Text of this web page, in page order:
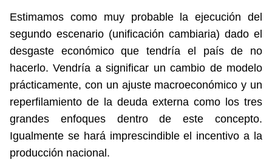
Estimamos como muy probable la ejecución del
segundo escenario (unificación cambiaria) dado el
desgaste económico que tendría el país de no
hacerlo. Vendría a significar un cambio de modelo
prácticamente, con un ajuste macroeconómico y un
reperfilamiento de la deuda externa como los tres
grandes enfoques dentro de este concepto.
Igualmente se hará imprescindible el incentivo a la
producción nacional.